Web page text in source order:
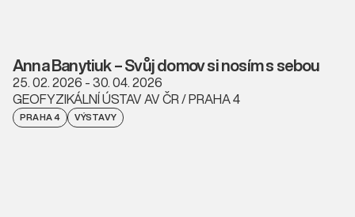
Anna Banytiuk – Svůj domov si nosím s sebou
25. 02. 2026 - 30. 04. 2026
GEOFYZIKÁLNÍ ÚSTAV AV ČR / PRAHA 4
PRAHA 4 VÝSTAVY